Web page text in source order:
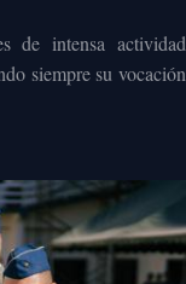
de intensa actividad
siempre su vocación